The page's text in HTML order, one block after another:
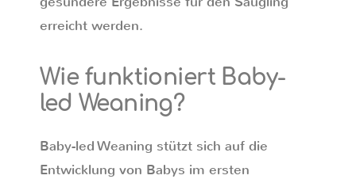
erreicht werden.
Wie funktioniert Baby-
led Weaning?
Baby-led Weaning stützt sich auf die
Entwicklung von Babys im ersten